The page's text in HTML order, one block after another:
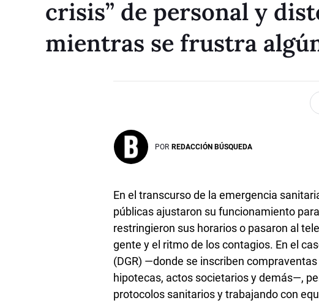
crisis” de personal y
mientras se frustra
POR REDACCIÓN BÚSQUEDA
En el transcurso de la emergencia
públicas ajustaron su funcionamiento
restringieron sus horarios o pasaron al
gente y el ritmo de los contagios. En el
(DGR) —donde se inscriben
hipotecas, actos societarios y demás—,
protocolos sanitarios y trabajando con